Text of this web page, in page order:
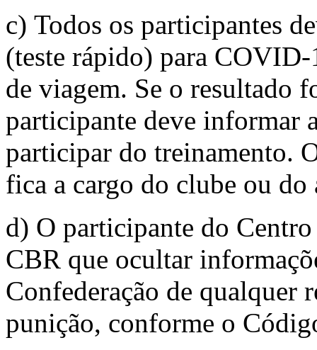
c) Todos os participantes
(teste rápido) para COVID-
de viagem. Se o resultado
participante deve informar
participar do treinamento.
fica a cargo do clube ou
d) O participante do
CBR que ocultar
Confederação de qualquer
punição, conforme o